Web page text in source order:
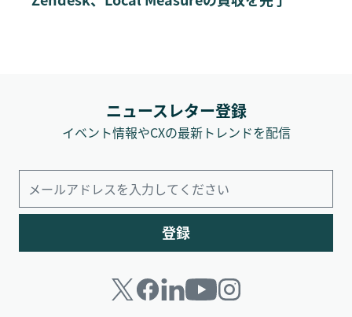
ニュースレター登録
イベント情報やCXの最新トレンドを配信
登録